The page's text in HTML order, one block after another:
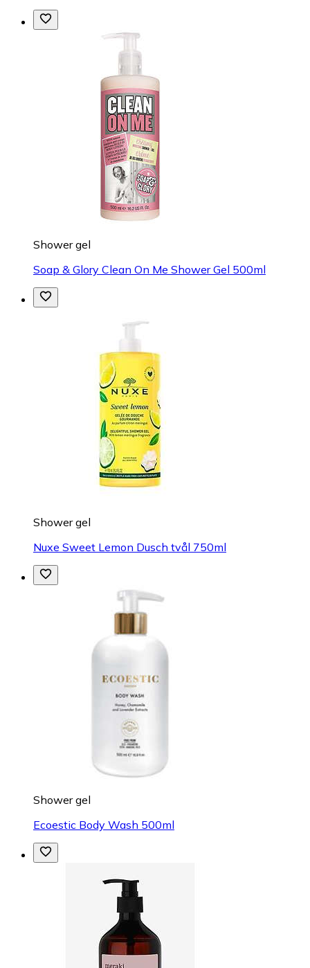
Shower gel
Soap & Glory Clean On Me Shower Gel 500ml
Shower gel
Nuxe Sweet Lemon Dusch tvål 750ml
Shower gel
Ecoestic Body Wash 500ml